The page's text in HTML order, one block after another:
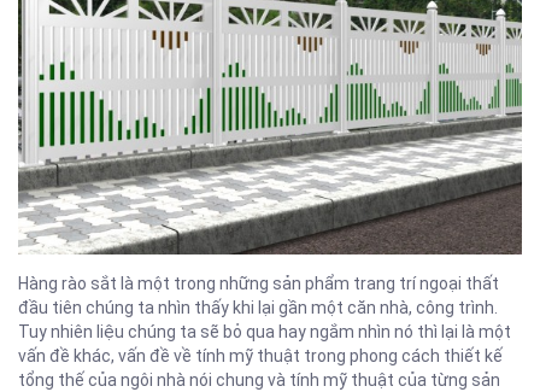
Hàng rào sắt là một trong những sản phẩm trang trí ngoại thất
đầu tiên chúng ta nhìn thấy khi lại gần một căn nhà, công trình.
Tuy nhiên liệu chúng ta sẽ bỏ qua hay ngắm nhìn nó thì lại là một
vấn đề khác, vấn đề về tính mỹ thuật trong phong cách thiết kế
tổng thế của ngôi nhà nói chung và tính mỹ thuật của từng sản